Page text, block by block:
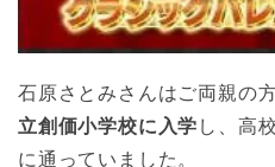
石原さとみさんはご両親の方
立創価小学校に入学 し、高
に通っていました。